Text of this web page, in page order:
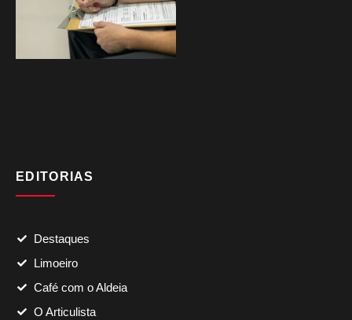
EDITORIAS
Destaques
Limoeiro
Café com o Aldeia
O Articulista